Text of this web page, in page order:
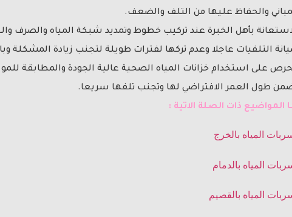
والحفاظ عليها من التلف والضعف.
بأهل الخبرة عند تركيب خطوط وتمديد شبكة المياه والصرف
التلفيات عاجلا وعدم تركها لفترات طويلة لتجنب زيادة المشكلة
على استخدام خزانات المياه الصحية عالية الجودة والمطابقة
طول العمر الافتراضي لها وتجنب تلفها سريعا.
المواضيع ذات الصلة الاتية :
المياه بالخرج
المياه بالدمام
المياه بالقصيم